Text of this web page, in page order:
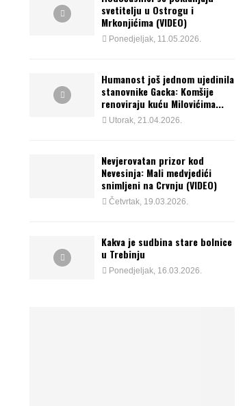
svetitelju u Ostrogu i
Mrkonjićima (VIDEO)
Ponedjeljak, 11.05.2026.
Humanost još jednom ujedinila
stanovnike Gacka: Komšije
renoviraju kuću Milovićima...
Utorak, 21.04.2026.
Nevjerovatan prizor kod
Nevesinja: Mali medvjedići
snimljeni na Crvnju (VIDEO)
Četvrtak, 19.03.2026.
Kakva je sudbina stare bolnice
u Trebinju
Ponedjeljak, 16.03.2026.